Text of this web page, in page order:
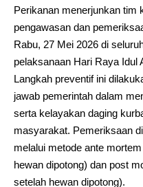
Perikanan menerjunkan tim
pengawasan dan
Rabu, 27 Mei 2026 di
pelaksanaan Hari Raya Idul
Langkah preventif ini
jawab pemerintah dalam
serta kelayakan daging
masyarakat. Pemeriksaan
melalui metode ante
hewan dipotong) dan post
setelah hewan dipotong).